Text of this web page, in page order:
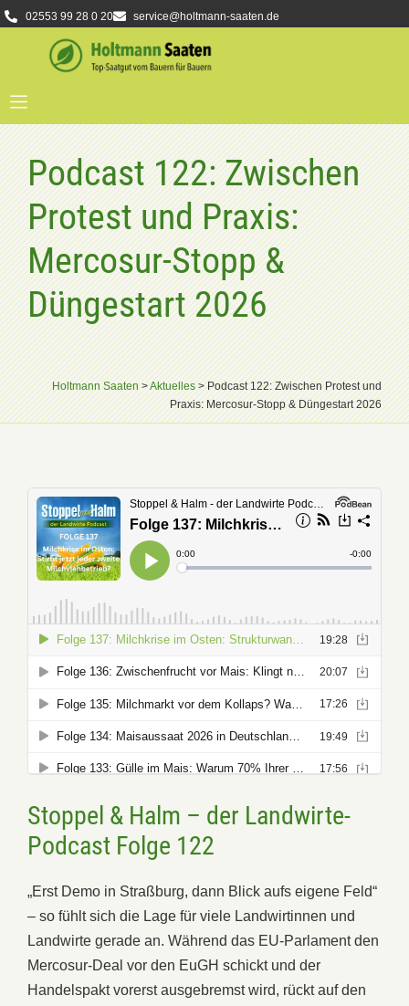
02553 99 28 0 20 service@holtmann-saaten.de
Podcast 122: Zwischen
Protest und Praxis:
Mercosur-Stopp &
Düngestart 2026
Holtmann Saaten>Aktuelles>Podcast 122: Zwischen Protest und
Praxis: Mercosur-Stopp & Düngestart 2026
Stoppel & Halm – der Landwirte-
Podcast Folge 122
„Erst Demo in Straßburg, dann Blick aufs eigene Feld“
– so fühlt sich die Lage für viele Landwirtinnen und
Landwirte gerade an. Während das EU-Parlament den
Mercosur-Deal vor den EuGH schickt und der
Handelspakt vorerst ausgebremst wird, rückt auf den